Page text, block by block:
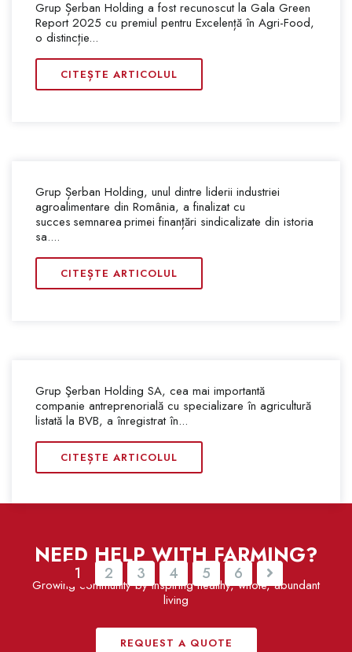
Grup Șerban Holding a fost recunoscut la Gala Green
Report 2025 cu premiul pentru Excelență în Agri-Food,
o distincție...
CITEȘTE ARTICOLUL
Grup Șerban Holding, unul dintre liderii industriei
agroalimentare din România, a finalizat cu
succes semnarea primei finanțări sindicalizate din istoria
sa....
CITEȘTE ARTICOLUL
Grup Şerban Holding SA, cea mai importantă
companie antreprenorială cu specializare în agricultură
listată la BVB, a înregistrat în...
CITEȘTE ARTICOLUL
1 2 3 4 5 6
NEED HELP WITH FARMING?
Growing community by inspiring healthy, whole, abundant
living
REQUEST A QUOTE